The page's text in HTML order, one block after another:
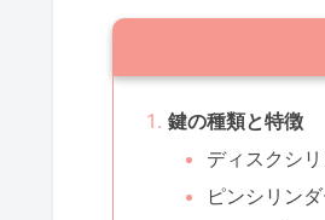
鍵の種類と特徴
ディスクシ
ピンシリン